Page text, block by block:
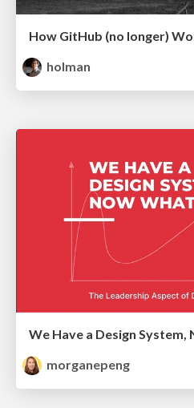
How GitHub (no longer)
holman
We Have a Design System,
morganepeng